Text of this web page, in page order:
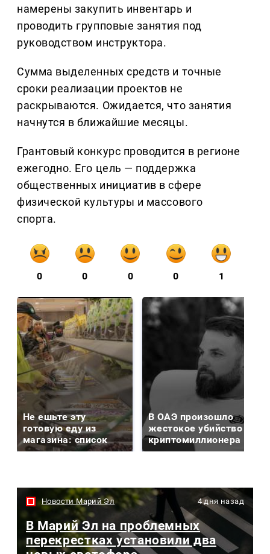
намерены закупить инвентарь и
проводить групповые занятия под
руководством инструктора.
Сумма выделенных средств и точные
сроки реализации проектов не
раскрываются. Ожидается, что занятия
начнутся в ближайшие месяцы.
Грантовый конкурс проводится в регионе
ежегодно. Его цель — поддержка
общественных инициатив в сфере
физической культуры и массового
спорта.
0 0 0 0 1
Не ешьте эту
готовую еду из
магазина: список
В ОАЭ произошло
жестокое убийство
криптомиллионера
Новости Марий Эл 4 дня назад
В Марий Эл на проблемных
перекрестках установили два